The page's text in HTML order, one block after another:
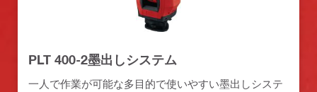
PLT 400-2墨出しシステム
一人で作業が可能な多目的で使いやすい墨出しシステ